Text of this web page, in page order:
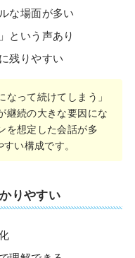
な場面が多い
という声あり
残りやすい
なって続けてしまう」
継続の大きな要因にな
を想定した会話が多
い構成です。
りやすい